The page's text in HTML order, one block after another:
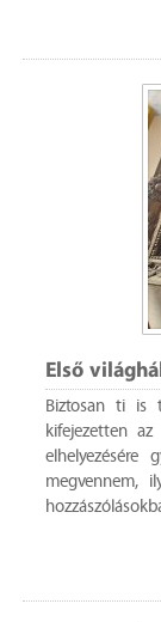
Első
Biztosan ti is
kifejezetten
megvennem,